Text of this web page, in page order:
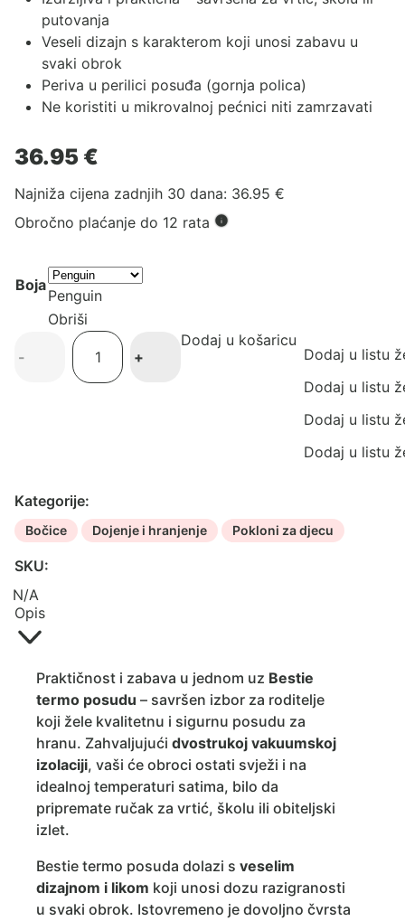
putovanja
Veseli dizajn s karakterom koji unosi zabavu u
svaki obrok
Periva u perilici posuđa (gornja polica)
Ne koristiti u mikrovalnoj pećnici niti zamrzavati
36.95 €
Najniža cijena zadnjih 30 dana: 36.95 €
Obročno plaćanje do 12 rata
Boja
Penguin
Obriši
termo
- +
Dodaj u košaricu
Dodaj u listu
Dodaj u listu
Dodaj u listu
Dodaj u listu
Kategorije:
Bočice Dojenje i hranjenje Pokloni za djecu
SKU:
N/A
Opis
Praktičnost i zabava u jednom uz Bestie
termo posudu – savršen izbor za roditelje
koji žele kvalitetnu i sigurnu posudu za
hranu. Zahvaljujući dvostrukoj vakuumskoj
izolaciji, vaši će obroci ostati svježi i na
idealnoj temperaturi satima, bilo da
pripremate ručak za vrtić, školu ili obiteljski
izlet.
Bestie termo posuda dolazi s veselim
dizajnom i likom koji unosi dozu razigranosti
u svaki obrok. Istovremeno je dovoljno čvrsta